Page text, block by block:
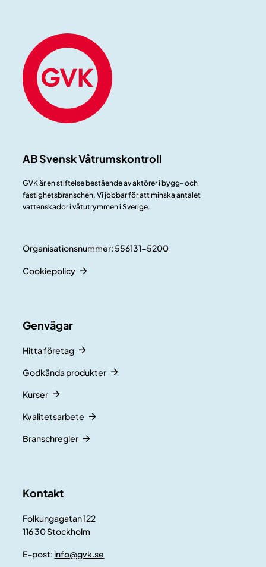
AB Svensk Våtrumskontroll
GVK är en stiftelse bestående av aktörer i bygg- och
fastighetsbranschen. Vi jobbar för att minska antalet
vattenskador i våtutrymmen i Sverige.
Organisationsnummer: 556131-5200
Cookiepolicy
Genvägar
Hitta företag
Godkända produkter
Kurser
Kvalitetsarbete
Branschregler
Kontakt
Folkungagatan 122
116 30 Stockholm
E-post: info@gvk.se